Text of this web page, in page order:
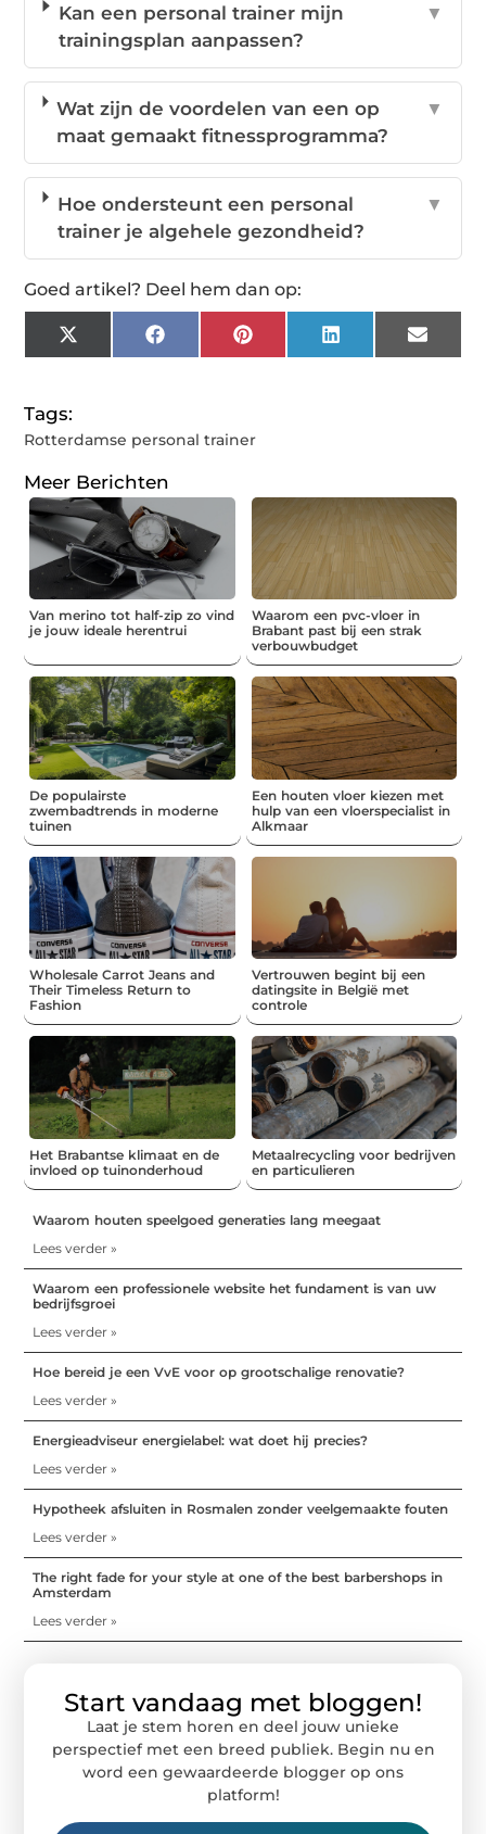
Kan een personal trainer mijn
trainingsplan aanpassen?
▼
Wat zijn de voordelen van een op
maat gemaakt fitnessprogramma?
▼
Hoe ondersteunt een personal
trainer je algehele gezondheid?
▼
Goed artikel? Deel hem dan op:
X
(Twitter)
FacebookPinterestLinkedInEmail
Tags:
Rotterdamse personal trainer
Meer Berichten
Van merino tot half-zip zo vind
je jouw ideale herentrui
Waarom een pvc-vloer in
Brabant past bij een strak
verbouwbudget
De populairste
zwembadtrends in moderne
tuinen
Een houten vloer kiezen met
hulp van een vloerspecialist in
Alkmaar
Wholesale Carrot Jeans and
Their Timeless Return to
Fashion
Vertrouwen begint bij een
datingsite in België met
controle
Het Brabantse klimaat en de
invloed op tuinonderhoud
Metaalrecycling voor bedrijven
en particulieren
Waarom houten speelgoed generaties lang meegaat
Lees verder »
Waarom een professionele website het fundament is van uw
bedrijfsgroei
Lees verder »
Hoe bereid je een VvE voor op grootschalige renovatie?
Lees verder »
Energieadviseur energielabel: wat doet hij precies?
Lees verder »
Hypotheek afsluiten in Rosmalen zonder veelgemaakte fouten
Lees verder »
The right fade for your style at one of the best barbershops in
Amsterdam
Lees verder »
Start vandaag met bloggen!
Laat je stem horen en deel jouw unieke
perspectief met een breed publiek. Begin nu en
word een gewaardeerde blogger op ons
platform!